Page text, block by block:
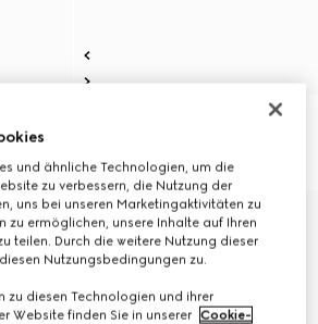
Web
und ähnliche Technologien, um die
zu verbessern, die Nutzung der
uns bei unseren Marketingaktivitäten zu
zu ermöglichen, unsere Inhalte auf Ihren
teilen. Durch die weitere Nutzung dieser
Nutzungsbedingungen zu.
zu diesen Technologien und ihrer
Website finden Sie in unserer Cookie-